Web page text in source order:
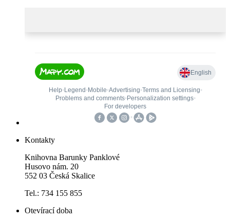
Kontakty
Knihovna Barunky Panklové
Husovo nám. 20
552 03 Česká Skalice
Tel.: 734 155 855
Otevírací doba